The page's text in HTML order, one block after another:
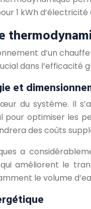
1 kWh
d’un
dans l’efficacité
et
du système. Il
pour optimiser les
des coûts
a
améliorent le
le volume